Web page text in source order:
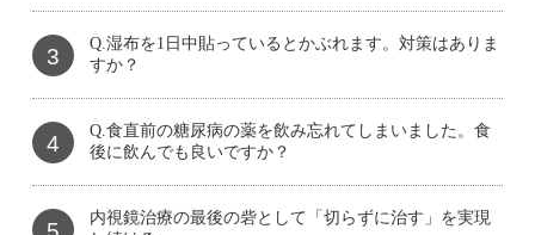
3
Q.湿布を1日中貼っているとかぶれます。対策はありま
すか？
4
Q.食直前の糖尿病の薬を飲み忘れてしまいました。食
後に飲んでも良いですか？
内視鏡治療の最後の砦として「切らずに治す」を実現